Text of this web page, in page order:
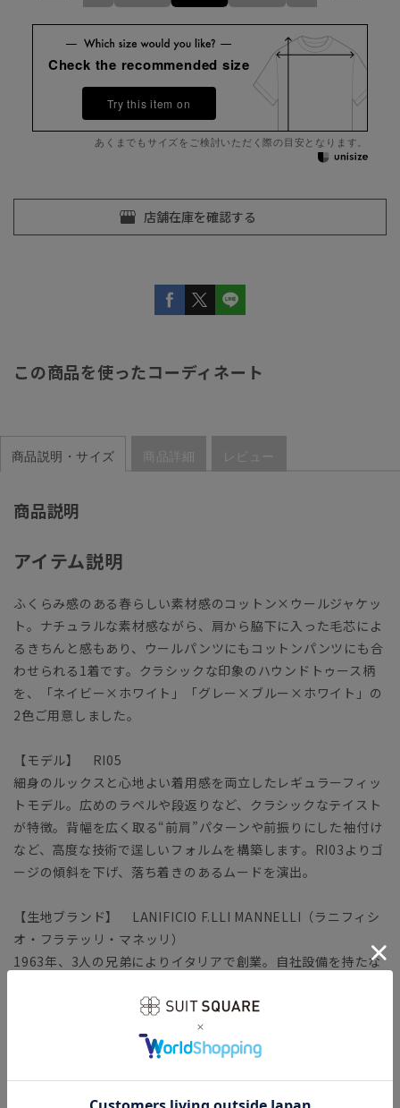
Check the recommended size
Try this item on
あくまでもサイズをご検討いただく際の目安となります。
この商品を使ったコーディネート
商品説明・サイズ 商品詳細 レビュー
商品説明
アイテム説明
ふくらみ感のある春らしい素材感のコットン×ウールジャケッ
ト。ナチュラルな素材感ながら、肩から脇下に入った毛芯によ
るきちんと感もあり、ウールパンツにもコットンパンツにも合
わせられる1着です。クラシックな印象のハウンドトゥース柄
を、「ネイビー×ホワイト」「グレー×ブルー×ホワイト」の
2色ご用意しました。
【モデル】 RI05
細身のルックスと心地よい着用感を両立したレギュラーフィッ
トモデル。広めのラペルや段返りなど、クラシックなテイスト
が特徴。背幅を広く取る“前肩”パターンや前振りにした袖付け
など、高度な技術で逞しいフォルムを構築します。RI03よりゴ
ージの傾斜を下げ、落ち着きのあるムードを演出。
【生地ブランド】 LANIFICIO F.LLI MANNELLI（ラニフィシ
オ・フラテッリ・マネッリ）
1963年、3人の兄弟によりイタリアで創業。自社設備を持たな
常に強力な協業関係により、上質な生地を生み出しています。
生産過程で出る生地の残り糸などを集めて作られるリサイクル
ウールを使用。ウール本来のふんわりとした風合いを残しつ